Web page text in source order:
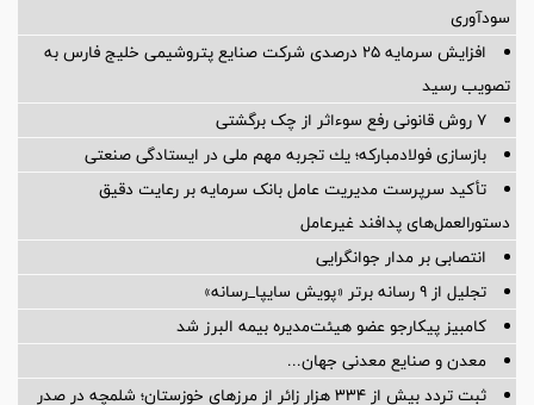
سودآوری
افزایش سرمایه ۲۵ درصدی شرکت صنایع پتروشیمی خلیج فارس به
تصویب رسید
۷ روش قانونی رفع سوء‌اثر از چک برگشتی
بازسازی فولادمباركه؛ یك تجربه مهم ملی در ایستادگی صنعتی
تأکید سرپرست مدیریت عامل بانک سرمایه بر رعایت دقیق
دستورالعمل‌های پدافند غیرعامل
انتصابی بر مدار جوانگرایی
تجلیل از ۹ رسانه برتر «پویش سایپا_رسانه»
کامبیز پیکارجو عضو هیئت‌مدیره بيمه البرز شد
معدن و صنایع معدنی جهان...
ثبت تردد بیش از ۳۳۴ هزار زائر از مرزهای خوزستان؛ شلمچه در صدر